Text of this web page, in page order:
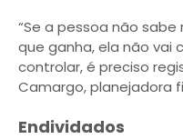
“Se a pessoa não
que ganha, ela não vai
controlar, é preciso
Camargo, planejadora
Endividados